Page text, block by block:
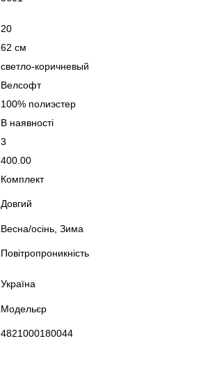
20
62 см
светло-коричневый
Велсофт
100% полиэстер
В наявності
3
400.00
Комплект
Довгий
Весна/осінь, Зима
Повітропроникність
Україна
Модельєр
4821000180044